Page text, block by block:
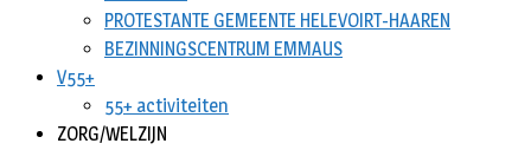
PROTESTANTE GEMEENTE HELEVOIRT-HAAREN
BEZINNINGSCENTRUM EMMAUS
V55+
55+ activiteiten
ZORG/WELZIJN